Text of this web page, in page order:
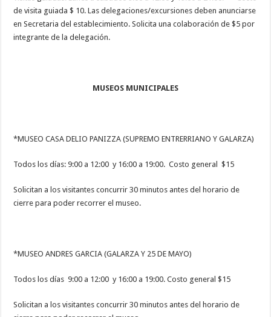
de visita guiada $ 10. Las delegaciones/excursiones deben anunciarse
en Secretaria del establecimiento. Solicita una colaboración de $5 por
integrante de la delegación.
MUSEOS MUNICIPALES
*MUSEO CASA DELIO PANIZZA (SUPREMO ENTRERRIANO Y GALARZA)
Todos los días: 9:00 a 12:00 y 16:00 a 19:00. Costo general $15
Solicitan a los visitantes concurrir 30 minutos antes del horario de
cierre para poder recorrer el museo.
*MUSEO ANDRES GARCIA (GALARZA Y 25 DE MAYO)
Todos los días 9:00 a 12:00 y 16:00 a 19:00. Costo general $15
Solicitan a los visitantes concurrir 30 minutos antes del horario de